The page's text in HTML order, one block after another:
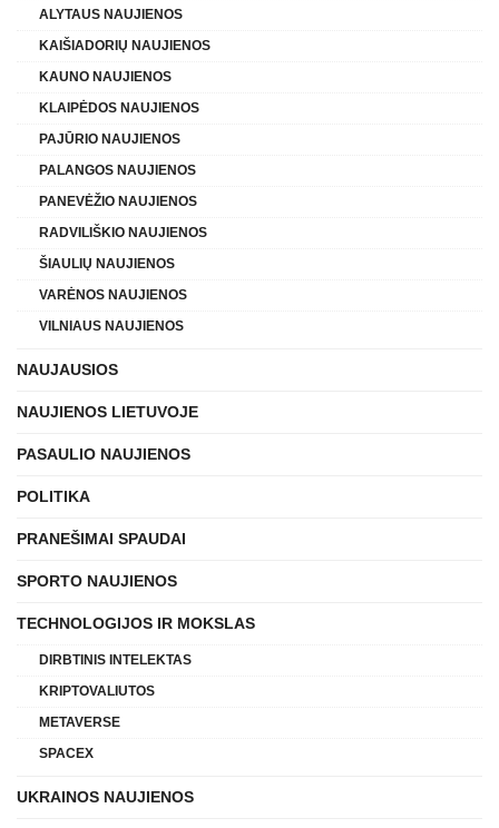
ALYTAUS NAUJIENOS
KAIŠIADORIŲ NAUJIENOS
KAUNO NAUJIENOS
KLAIPĖDOS NAUJIENOS
PAJŪRIO NAUJIENOS
PALANGOS NAUJIENOS
PANEVĖŽIO NAUJIENOS
RADVILIŠKIO NAUJIENOS
ŠIAULIŲ NAUJIENOS
VARĖNOS NAUJIENOS
VILNIAUS NAUJIENOS
NAUJAUSIOS
NAUJIENOS LIETUVOJE
PASAULIO NAUJIENOS
POLITIKA
PRANEŠIMAI SPAUDAI
SPORTO NAUJIENOS
TECHNOLOGIJOS IR MOKSLAS
DIRBTINIS INTELEKTAS
KRIPTOVALIUTOS
METAVERSE
SPACEX
UKRAINOS NAUJIENOS